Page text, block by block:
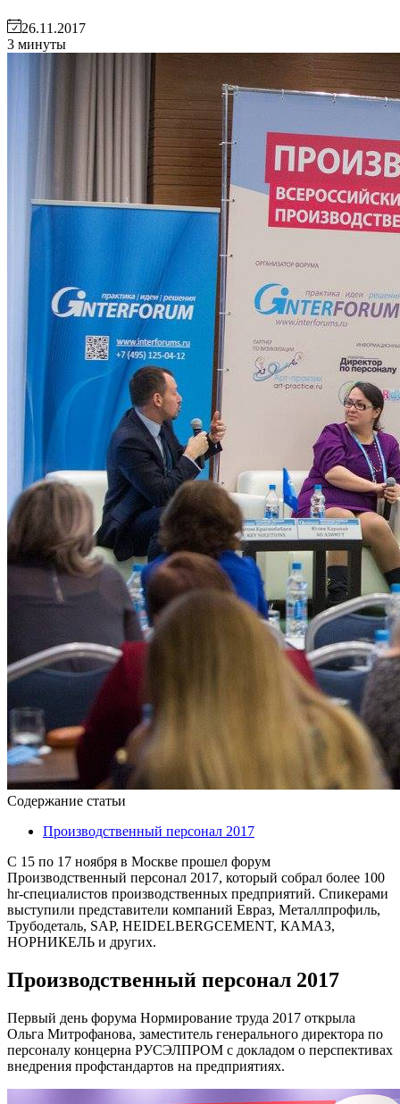
26.11.2017
3 минуты
Содержание статьи
Производственный персонал 2017
С 15 по 17 ноября в Москве прошел форум
Производственный персонал 2017, который собрал более 100
hr-специалистов производственных предприятий. Спикерами
выступили представители компаний Евраз, Металлпрофиль,
Трубодеталь, SAP, HEIDELBERGCEMENT, КАМАЗ,
НОРНИКЕЛЬ и других.
Производственный персонал 2017
Первый день форума Нормирование труда 2017 открыла
Ольга Митрофанова, заместитель генерального директора по
персоналу концерна РУСЭЛПРОМ с докладом о перспективах
внедрения профстандартов на предприятиях.